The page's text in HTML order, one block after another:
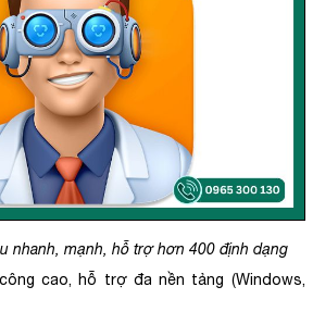
nhanh, mạnh, hỗ trợ hơn 400 định dạng
cao, hỗ trợ đa nền tảng (Windows,